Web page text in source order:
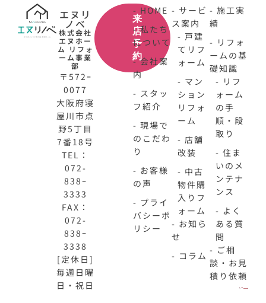
エヌリ
ノベ
株式会社
エヌホー
ム リフォ
ーム事業
部
〒572ｰ
0077
大阪府寝
屋川市点
野5丁目
7番18号
TEL：
072-
838ｰ
3333
FAX：
072-
838ｰ
3338
[定休日]
毎週日曜
日・祝日
来
店
予
約
- HOME
- 私たち
について
- 会社案
内
- スタッ
フ紹介
- 現場で
のこだわ
り
- お客様
の声
- プライ
バシーポ
リシー
- サービ
ス案内
- 戸建
てリフ
ォーム
- マン
ション
リフォ
ーム
- 店舗
改装
- 中古
物件購
入りフ
ォーム
- お知ら
せ
- コラム
- 施工実
績
- リフォ
ームの基
礎知識
- リフ
ォーム
の手
順・段
取り
- 住ま
いのメ
ンテナ
ンス
- よく
ある質
問
- ご相
談・お見
積り依頼